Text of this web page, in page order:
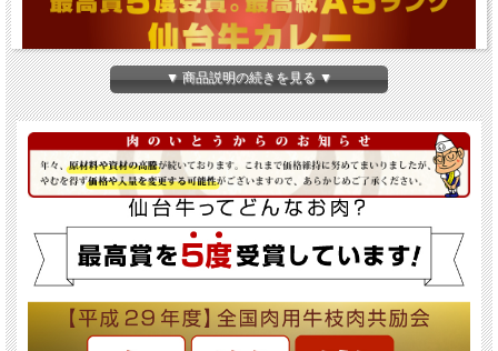
▼ 商品説明の続きを見る ▼